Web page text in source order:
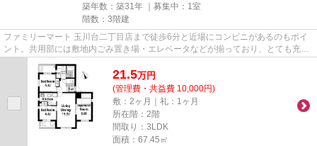
築年数：築31年 ｜募集中： 1室
階数：3階建
ファミリーマート 玉川台二丁目店まで徒歩6分と近場にコンビニがあるのもポイ
ント。共用部には敷地内ごみ置き場・エレベータなどが揃っており、とても充実
しています。魅力的な駅近の...
21.5万円
(管理費・共益費 10,000円)
敷：2ヶ月｜礼：1ヶ月
所在階：2階
間取り：3LDK
面積：67.45㎡